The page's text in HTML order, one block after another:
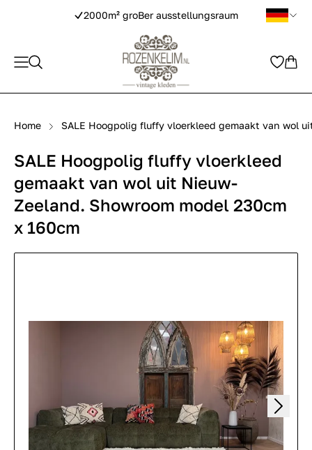
2000m² groBer ausstellungsraum
Home SALE Hoogpolig fluffy vloerkleed gemaakt van wol
SALE Hoogpolig fluffy vloerkleed
gemaakt van wol uit Nieuw-
Zeeland. Showroom model 230cm
x 160cm